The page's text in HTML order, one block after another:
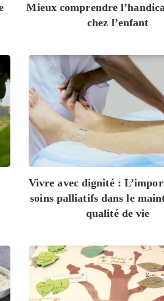
Mieux comprendre
chez l’enfant
Vivre avec dignité :
soins palliatifs dans le
qualité de vie